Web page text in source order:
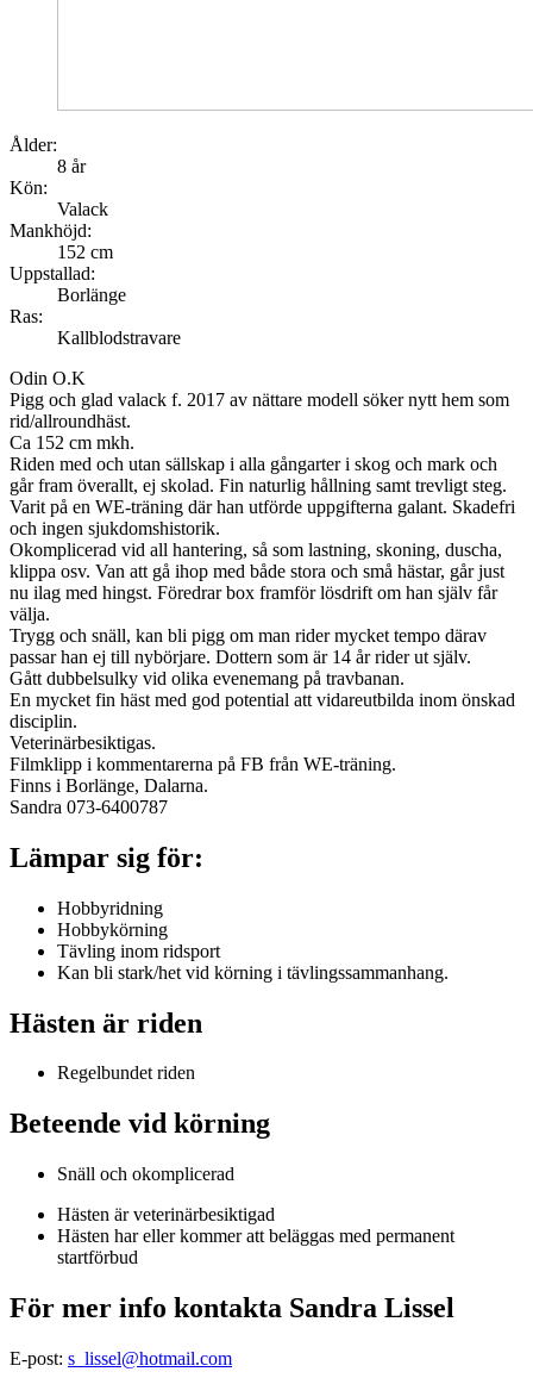
Ålder:
8 år
Kön:
Valack
Mankhöjd:
152 cm
Uppstallad:
Borlänge
Ras:
Kallblodstravare
Odin O.K
Pigg och glad valack f. 2017 av nättare modell söker nytt hem som
rid/allroundhäst.
Ca 152 cm mkh.
Riden med och utan sällskap i alla gångarter i skog och mark och
går fram överallt, ej skolad. Fin naturlig hållning samt trevligt steg.
Varit på en WE-träning där han utförde uppgifterna galant. Skadefri
och ingen sjukdomshistorik.
Okomplicerad vid all hantering, så som lastning, skoning, duscha,
klippa osv. Van att gå ihop med både stora och små hästar, går just
nu ilag med hingst. Föredrar box framför lösdrift om han själv får
välja.
Trygg och snäll, kan bli pigg om man rider mycket tempo därav
passar han ej till nybörjare. Dottern som är 14 år rider ut själv.
Gått dubbelsulky vid olika evenemang på travbanan.
En mycket fin häst med god potential att vidareutbilda inom önskad
disciplin.
Veterinärbesiktigas.
Filmklipp i kommentarerna på FB från WE-träning.
Finns i Borlänge, Dalarna.
Sandra 073-6400787
Lämpar sig för:
Hobbyridning
Hobbykörning
Tävling inom ridsport
Kan bli stark/het vid körning i tävlingssammanhang.
Hästen är riden
Regelbundet riden
Beteende vid körning
Snäll och okomplicerad
Hästen är veterinärbesiktigad
Hästen har eller kommer att beläggas med permanent
startförbud
För mer info kontakta Sandra Lissel
E-post: s_lissel@hotmail.com